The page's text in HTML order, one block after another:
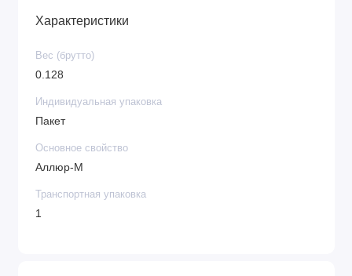
Характеристики
Вес (брутто)
0.128
Индивидуальная упаковка
Пакет
Основное свойство
Аллюр-М
Транспортная упаковка
1